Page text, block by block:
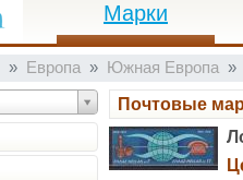
Марки
Европа Южная Европа
Почтовые